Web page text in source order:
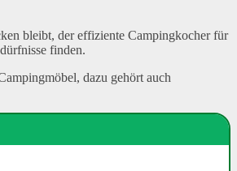
bleibt, der effiziente Campingkocher für
finden.
dazu gehört auch